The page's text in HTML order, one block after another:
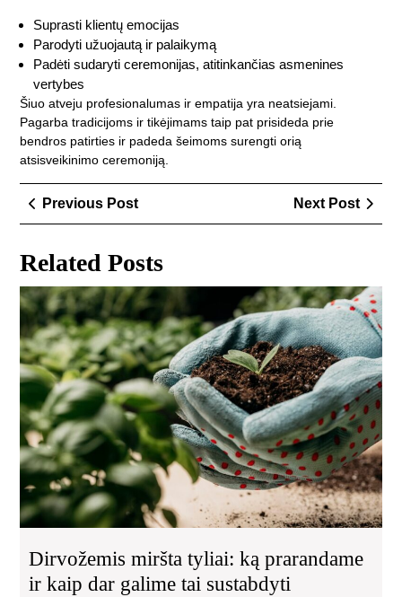
Suprasti klientų emocijas
Parodyti užuojautą ir palaikymą
Padėti sudaryti ceremonijas, atitinkančias asmenines
vertybes
Šiuo atveju profesionalumas ir empatija yra neatsiejami.
Pagarba tradicijoms ir tikėjimams taip pat prisideda prie
bendros patirties ir padeda šeimoms surengti orią
atsisveikinimo ceremoniją.
Navigacija
tarp
įrašų
Previous PostPrevious
Post
Next Post
Next
Post
Related Posts
ką
tai
Dirvožemis miršta tyliai: ką prarandame
ir kaip dar galime tai sustabdyti